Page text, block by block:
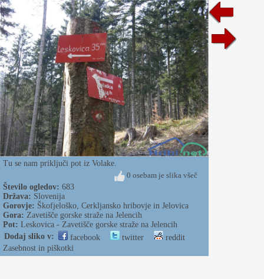
Tu se nam priključi pot iz Volake.
0 osebam je slika všeč
Število ogledov: 683
Država: Slovenija
Gorovje: Škofjeloško, Cerkljansko hribovje in Jelovica
Gora: Zavetišče gorske straže na Jelencih
Pot: Leskovica - Zavetišče gorske straže na Jelencih
Dodaj sliko v:
facebook twitter
reddit
Zasebnost in piškotki